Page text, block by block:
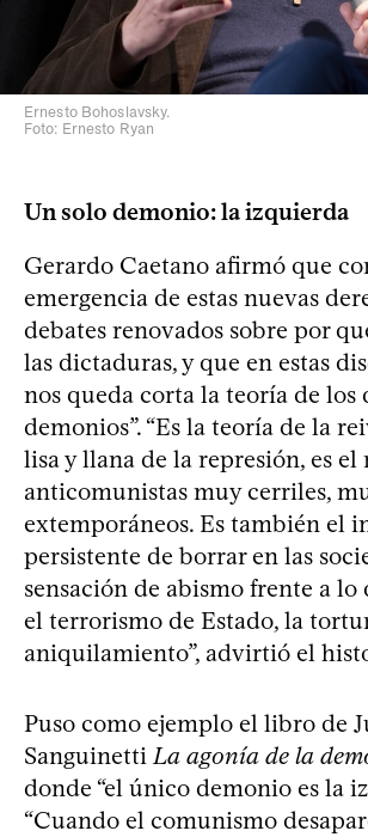
Ernesto Bohoslavsky.
Foto: Ernesto Ryan
Un solo demonio: la izquierda
Gerardo Caetano afirmó que
emergencia de estas nuevas
debates renovados sobre por
las dictaduras, y que en estas
nos queda corta la teoría de los
demonios”. “Es la teoría de la
lisa y llana de la represión, es el
anticomunistas muy cerriles,
extemporáneos. Es también el
persistente de borrar en las
sensación de abismo frente a
el terrorismo de Estado, la
aniquilamiento”, advirtió el
Puso como ejemplo el libro de
SanguinettiLa agonía de la
donde “el único demonio es la
“Cuando el comunismo